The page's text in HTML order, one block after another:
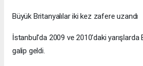
Büyük Britanyalılar iki kez zafere uzandı
İstanbul'da 2009 ve 2010'daki yarışlarda
galip geldi.